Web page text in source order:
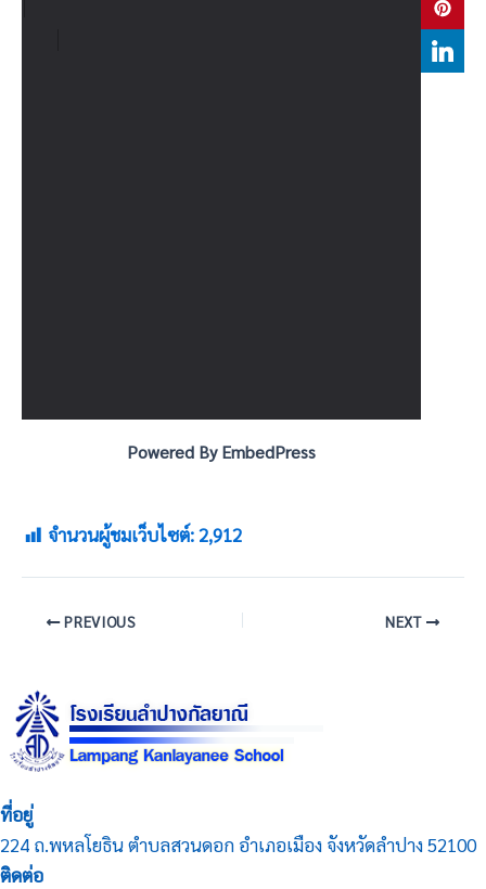
Powered By EmbedPress
จำนวนผู้ชมเว็บไซต์:2,912
PREVIOUS NEXT
ที่อยู่
224 ถ.พหลโยธิน ตำบลสวนดอก อำเภอเมือง จังหวัดลำปาง 52100
ติดต่อ